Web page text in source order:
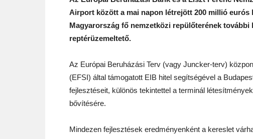
Airport között a mai napon létrejött 200 millió eurós
Magyarország fő nemzetközi repülőterének
reptérüzemeltető.
Az Európai Beruházási Terv (vagy Juncker-terv)
(EFSI) által támogatott EIB hitel segítségével a
fejlesztéseit, különös tekintettel a terminál
bővítésére.
Mindezen fejlesztések eredményenként a kereslet